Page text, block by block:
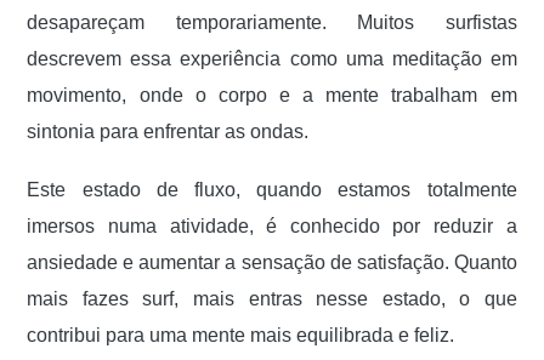
desapareçam temporariamente. Muitos surfistas
descrevem essa experiência como uma meditação em
movimento, onde o corpo e a mente trabalham em
sintonia para enfrentar as ondas.
Este estado de fluxo, quando estamos totalmente
imersos numa atividade, é conhecido por reduzir a
ansiedade e aumentar a sensação de satisfação. Quanto
mais fazes surf, mais entras nesse estado, o que
contribui para uma mente mais equilibrada e feliz.